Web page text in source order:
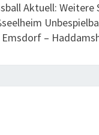
Aktuell:
Emsdorf –